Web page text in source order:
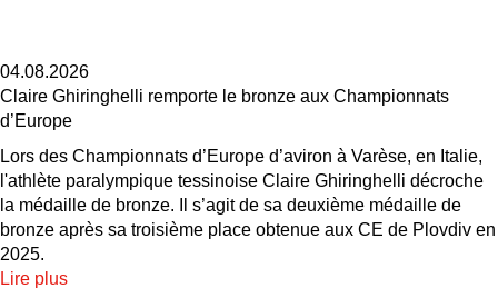
04.08.2026
Claire Ghiringhelli remporte le bronze aux Championnats
d’Europe
Lors des Championnats d’Europe d’aviron à Varèse, en Italie,
l'athlète paralympique tessinoise Claire Ghiringhelli décroche
la médaille de bronze. Il s’agit de sa deuxième médaille de
bronze après sa troisième place obtenue aux CE de Plovdiv en
2025.
Lire plus